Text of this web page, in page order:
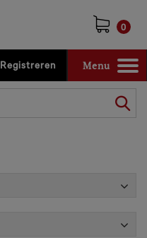
0
Registreren
Toggle
navigation
Menu